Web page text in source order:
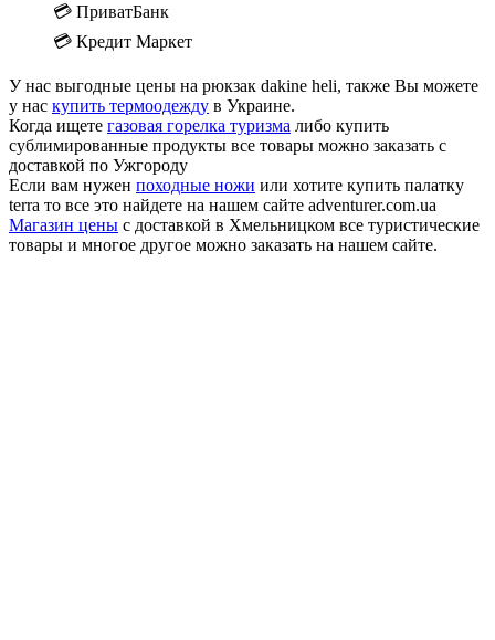
💳 ПриватБанк
💳 Кредит Маркет
У нас выгодные цены на рюкзак dakine heli, также Вы можете
у нас купить термоодежду в Украине.
Когда ищете газовая горелка туризма либо купить
сублимированные продукты все товары можно заказать с
доставкой по Ужгороду
Если вам нужен походные ножи или хотите купить палатку
terra то все это найдете на нашем сайте adventurer.com.ua
Магазин цены с доставкой в Хмельницком все туристические
товары и многое другое можно заказать на нашем сайте.